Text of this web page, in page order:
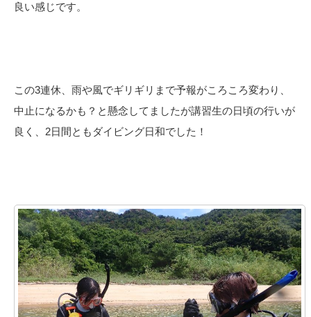
良い感じです。
この3連休、雨や風でギリギリまで予報がころころ変わり、
中止になるかも？と懸念してましたが講習生の日頃の行いが
良く、2日間ともダイビング日和でした！